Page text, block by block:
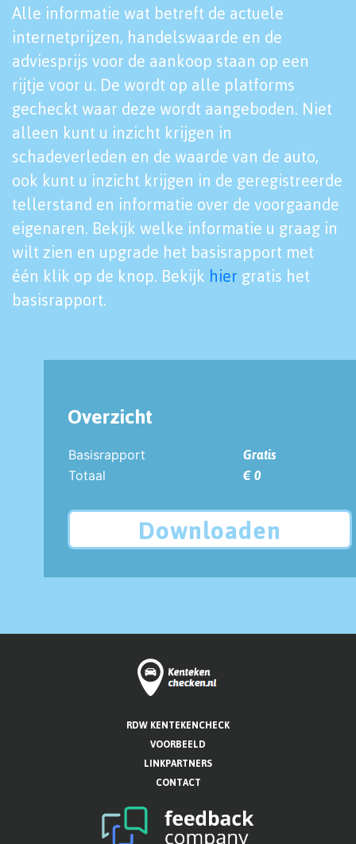
Alle informatie wat betreft de actuele
internetprijzen, handelswaarde en de
adviesprijs voor de aankoop staan op een
rijtje voor u. De wordt op alle platforms
gecheckt waar deze wordt aangeboden. Niet
alleen kunt u inzicht krijgen in
schadeverleden en de waarde van de auto,
ook kunt u inzicht krijgen in de geregistreerde
tellerstand en informatie over de voorgaande
eigenaren. Bekijk welke informatie u graag in
wilt zien en upgrade het basisrapport met
één klik op de knop. Bekijk hier gratis het
basisrapport.
Overzicht
Basisrapport
Gratis
Totaal
€ 0
Downloaden
RDW KENTEKENCHECK
VOORBEELD
LINKPARTNERS
CONTACT